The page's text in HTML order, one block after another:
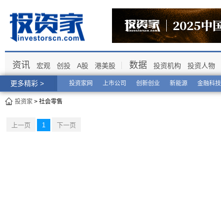
更多精彩 > 投资家网 上市公司 创新创业 新能源 金融科技
资讯 宏观 创投 A股 港美股 数据 投资机构 投资人物
投资家 > 社会零售
上一页 1 下一页